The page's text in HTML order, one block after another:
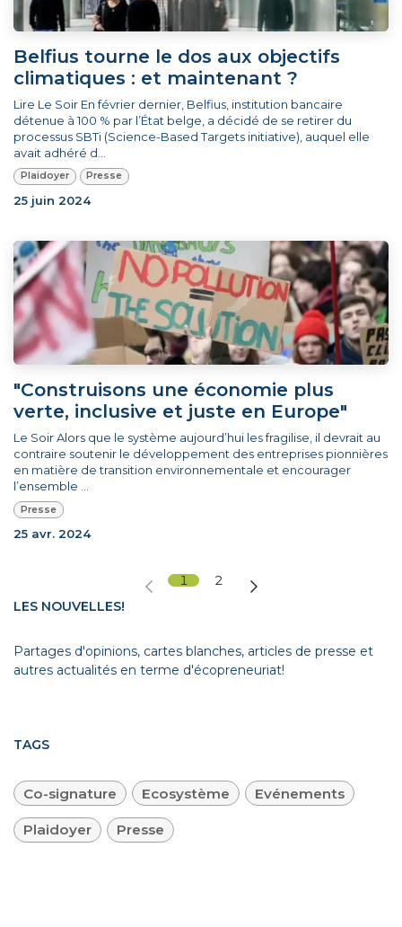
Belfius tourne le dos aux objectifs
climatiques : et maintenant ?
Lire Le Soir En février dernier, Belfius, institution bancaire
détenue à 100 % par l’État belge, a décidé de se retirer du
processus SBTi (Science-Based Targets initiative), auquel elle
avait adhéré d...
Plaidoyer Presse
25 juin 2024
"Construisons une économie plus
verte, inclusive et juste en Europe"
Le Soir Alors que le système aujourd’hui les fragilise, il devrait au
contraire soutenir le développement des entreprises pionnières
en matière de transition environnementale et encourager
l’ensemble ...
Presse
25 avr. 2024
1
2
LES NOUVELLES!
Partages d'opinions, cartes blanches, articles de presse et
autres actualités en terme d'écopreneuriat!
TAGS
Co-signature Ecosystème Evénements
Plaidoyer Presse